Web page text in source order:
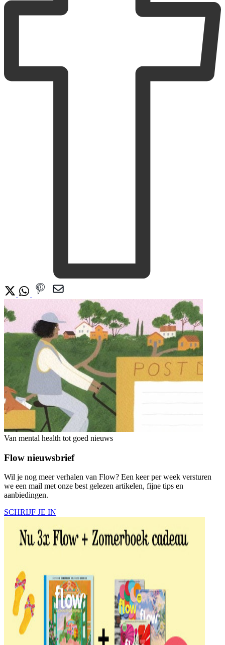
Van mental health tot goed nieuws
Flow nieuwsbrief
Wil je nog meer verhalen van Flow? Een keer per week versturen
we een mail met onze best gelezen artikelen, fijne tips en
aanbiedingen.
SCHRIJF JE IN